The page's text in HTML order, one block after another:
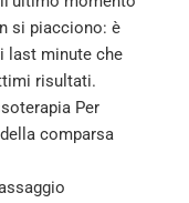
si piacciono: è
last minute che
risultati.
Per
comparsa